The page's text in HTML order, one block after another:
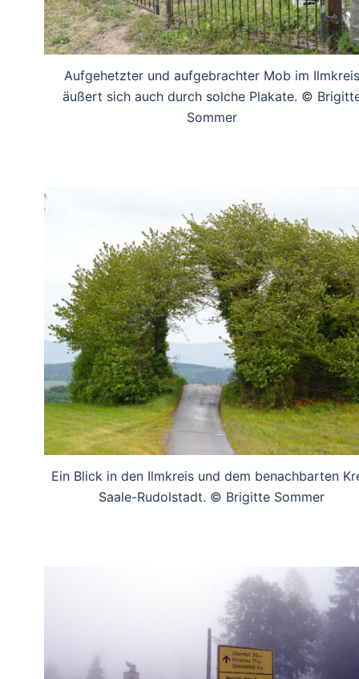
Aufgehetzter und aufgebrachter Mob im Ilmkreis
äußert sich auch durch solche Plakate. ©
Sommer
Ein Blick in den Ilmkreis und dem benachbarten
Saale-Rudolstadt. © Brigitte Sommer